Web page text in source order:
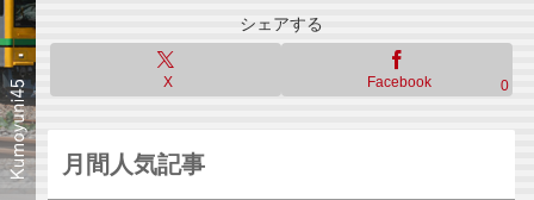
シェアする
X Facebook 0
月間人気記事